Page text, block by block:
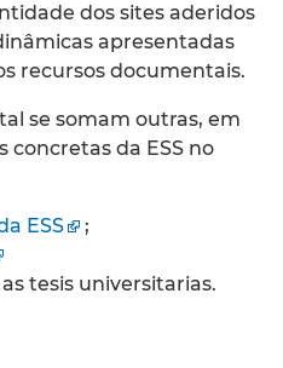
dos sites aderidos
apresentadas
recursos documentais.
se somam outras, em
concretas da ESS no
ESS
;
tesis universitarias.